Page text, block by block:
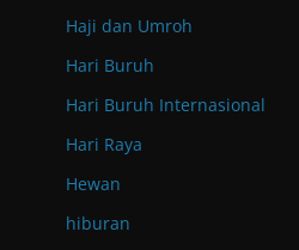
Haji dan Umroh
Hari Buruh
Hari Buruh Internasional
Hari Raya
Hewan
hiburan